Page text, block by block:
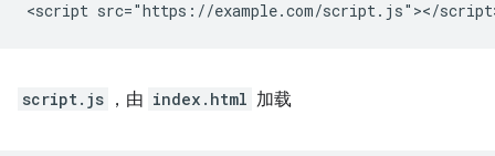
script.js ，由 index.html 加载